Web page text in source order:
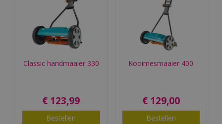
Classic handmaaier 330
€ 123,99
Bestellen
Kooimesmaaier 400
€ 129,00
Bestellen